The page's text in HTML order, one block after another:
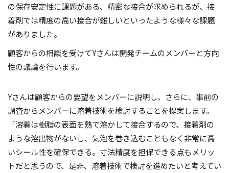
の保存安定性に課題がある、精密な接合が求められるが、接
着剤では精度の高い接合が難しいといったような様々な課題
がありました。
顧客からの相談を受けてYさんは開発チームのメンバーと方向
性の議論を行います。
Yさんは顧客からの要望をメンバーに説明し、さらに、事前の
調査からメンバーに溶着技術を検討することを提案します。
「溶着は樹脂の表面を熱で溶かして接合するので、接着剤の
ような溶出物がないし、気泡を巻き込むこともなく非常に高
いシール性を確保できる。寸法精度を担保できる点もメリッ
トだと思うので、是非、溶着技術で検討を進めたいと考えてい